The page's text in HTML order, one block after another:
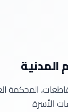
المدنية
المحكمة
الأسرة